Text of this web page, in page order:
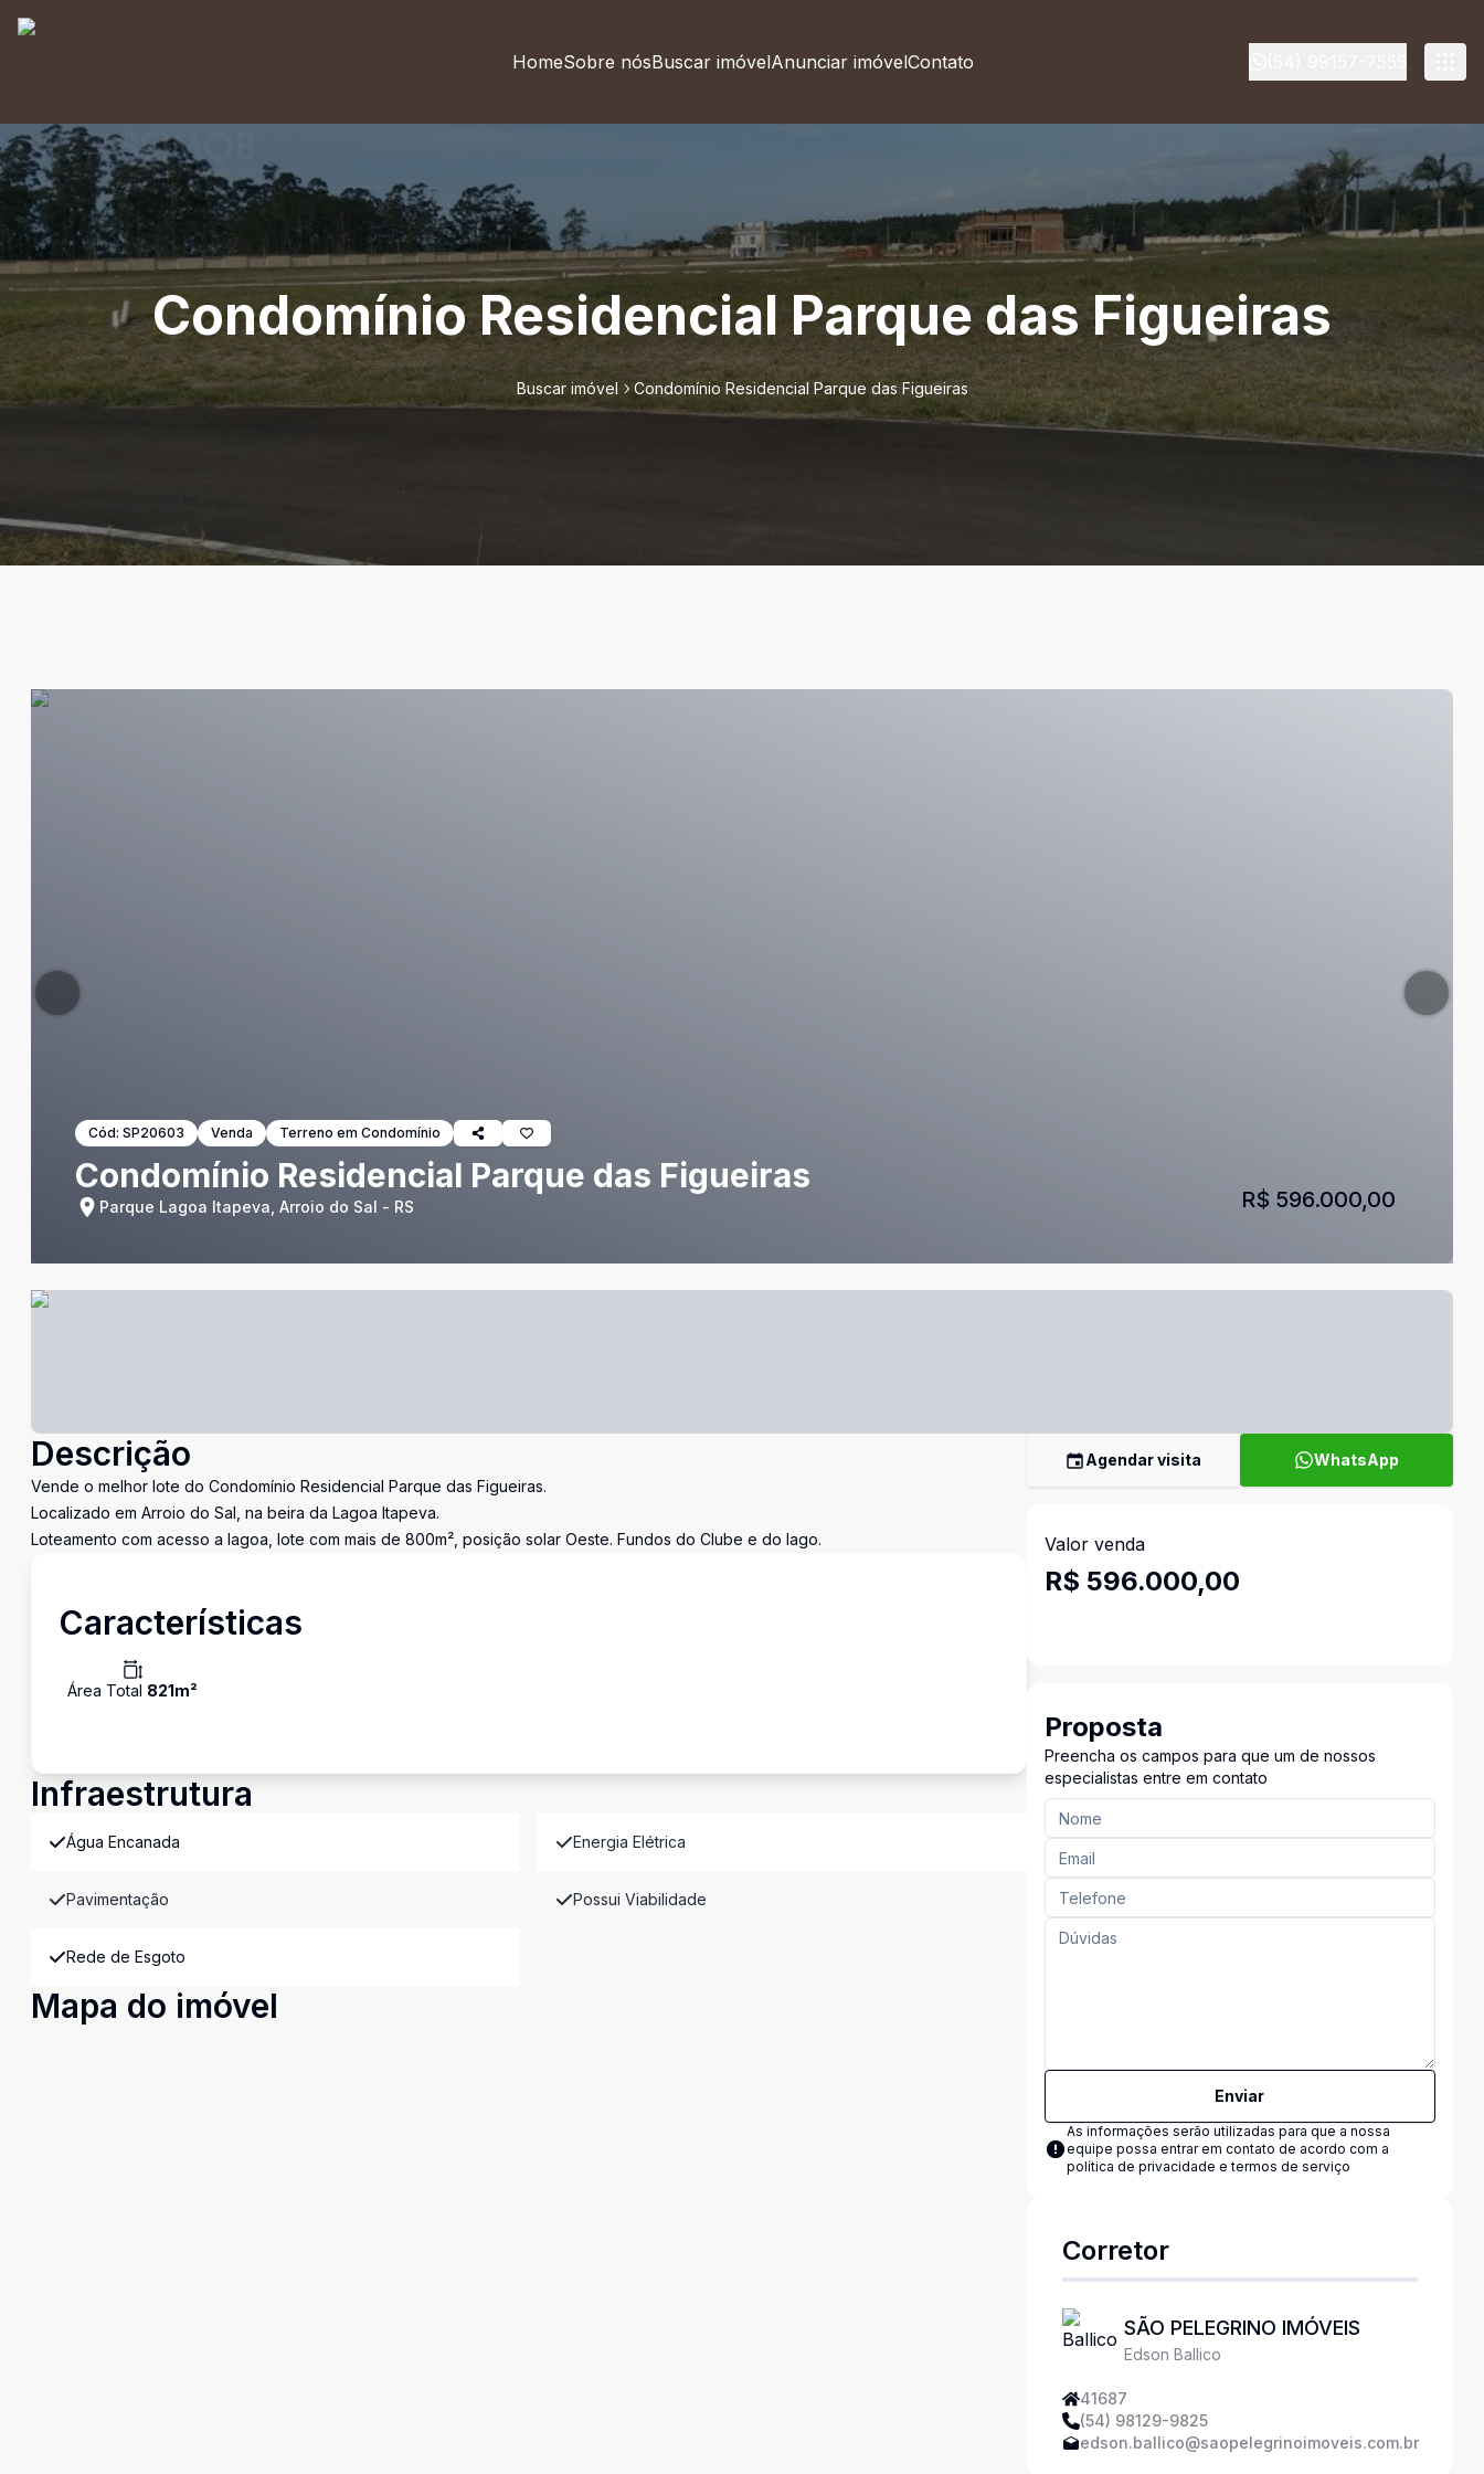
HomeSobre nósBuscar imóvelAnunciar imóvelContato
Condomínio Residencial Parque das Figueiras
Buscar imóvel Condomínio Residencial Parque das Figueiras
Cód: SP20603 Venda Terreno em Condomínio
Condomínio Residencial Parque das Figueiras
Parque Lagoa Itapeva, Arroio do Sal - RS R$ 596.000,00
Descrição
Vende o melhor lote do Condomínio Residencial Parque das Figueiras.
Localizado em Arroio do Sal, na beira da Lagoa Itapeva.
Loteamento com acesso a lagoa, lote com mais de 800m², posição solar Oeste. Fundos do Clube e do lago.
Características
Área Total 821m²
Infraestrutura
Água Encanada Energia Elétrica
Pavimentação Possui Viabilidade
Rede de Esgoto
Mapa do imóvel
Agendar visita WhatsApp
Valor venda
R$ 596.000,00
Proposta
Preencha os campos para que um de nossos
especialistas entre em contato
Enviar
As informações serão utilizadas para que a nossa
equipe possa entrar em contato de acordo com a
política de privacidade e termos de serviço
Corretor
SÃO PELEGRINO IMÓVEIS
Edson Ballico
41687
(54) 98129-9825
edson.ballico@saopelegrinoimoveis.com.br